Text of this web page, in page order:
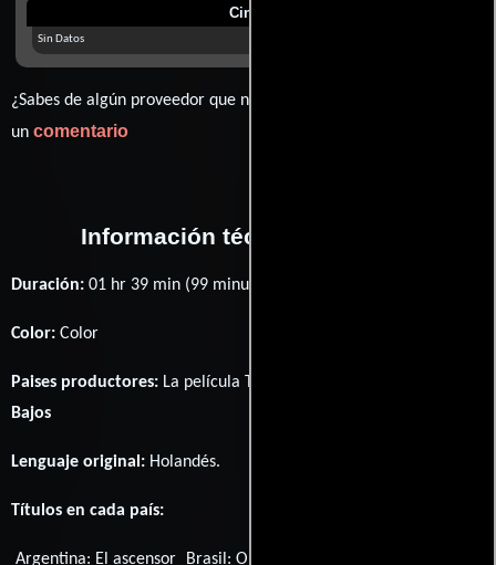
Cines
Sin Datos
¿Sabes de algún proveedor que no estamos mostrando? déjanos
un comentario
Información técnica y general
Duración: 01 hr 39 min (99 minutos) .
Color: Color
Paises productores: La película The Lift fué producida en
Bajos
Lenguaje original: Holandés.
Títulos en cada país:
Argentina: El ascensor Brasil: O Elevador Assassino